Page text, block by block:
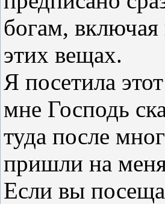
богам,
этих вещах.
Я посетила
мне Господь
туда после
пришли на
Если вы